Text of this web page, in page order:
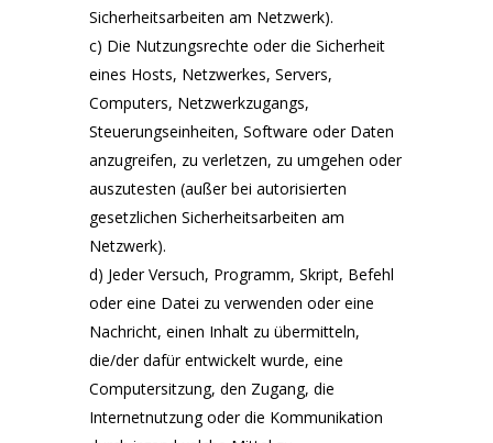
Sicherheitsarbeiten am Netzwerk).
c) Die Nutzungsrechte oder die Sicherheit
eines Hosts, Netzwerkes, Servers,
Computers, Netzwerkzugangs,
Steuerungseinheiten, Software oder Daten
anzugreifen, zu verletzen, zu umgehen oder
auszutesten (außer bei autorisierten
gesetzlichen Sicherheitsarbeiten am
Netzwerk).
d) Jeder Versuch, Programm, Skript, Befehl
oder eine Datei zu verwenden oder eine
Nachricht, einen Inhalt zu übermitteln,
die/der dafür entwickelt wurde, eine
Computersitzung, den Zugang, die
Internetnutzung oder die Kommunikation